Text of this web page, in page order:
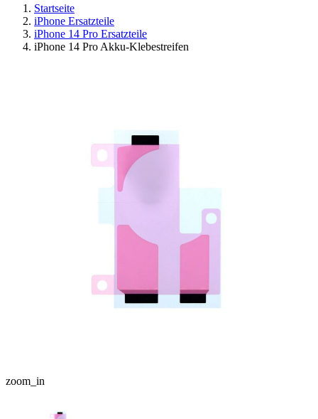
Startseite
iPhone Ersatzteile
iPhone 14 Pro Ersatzteile
iPhone 14 Pro Akku-Klebestreifen
zoom_in